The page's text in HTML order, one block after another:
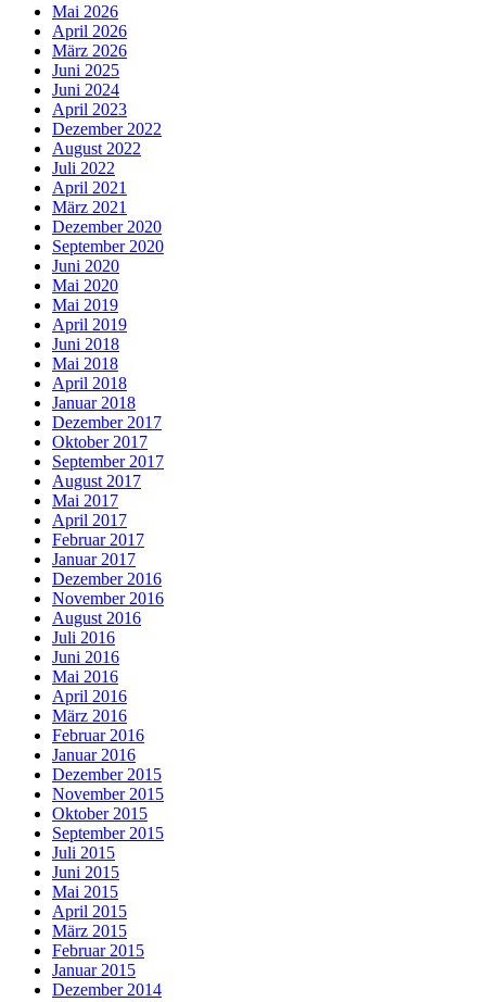
Mai 2026
April 2026
März 2026
Juni 2025
Juni 2024
April 2023
Dezember 2022
August 2022
Juli 2022
April 2021
März 2021
Dezember 2020
September 2020
Juni 2020
Mai 2020
Mai 2019
April 2019
Juni 2018
Mai 2018
April 2018
Januar 2018
Dezember 2017
Oktober 2017
September 2017
August 2017
Mai 2017
April 2017
Februar 2017
Januar 2017
Dezember 2016
November 2016
August 2016
Juli 2016
Juni 2016
Mai 2016
April 2016
März 2016
Februar 2016
Januar 2016
Dezember 2015
November 2015
Oktober 2015
September 2015
Juli 2015
Juni 2015
Mai 2015
April 2015
März 2015
Februar 2015
Januar 2015
Dezember 2014